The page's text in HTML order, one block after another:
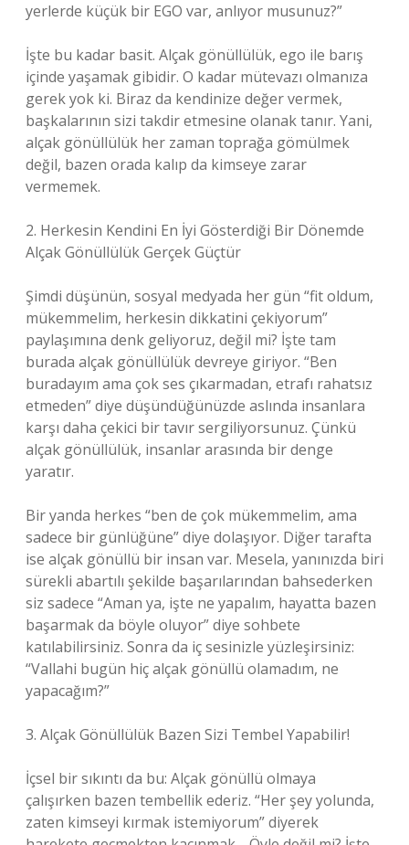
yerlerde küçük bir EGO var, anlıyor musunuz?”
İşte bu kadar basit. Alçak gönüllülük, ego ile barış
içinde yaşamak gibidir. O kadar mütevazı olmanıza
gerek yok ki. Biraz da kendinize değer vermek,
başkalarının sizi takdir etmesine olanak tanır. Yani,
alçak gönüllülük her zaman toprağa gömülmek
değil, bazen orada kalıp da kimseye zarar
vermemek.
2. Herkesin Kendini En İyi Gösterdiği Bir Dönemde
Alçak Gönüllülük Gerçek Güçtür
Şimdi düşünün, sosyal medyada her gün “fit oldum,
mükemmelim, herkesin dikkatini çekiyorum”
paylaşımına denk geliyoruz, değil mi? İşte tam
burada alçak gönüllülük devreye giriyor. “Ben
buradayım ama çok ses çıkarmadan, etrafı rahatsız
etmeden” diye düşündüğünüzde aslında insanlara
karşı daha çekici bir tavır sergiliyorsunuz. Çünkü
alçak gönüllülük, insanlar arasında bir denge
yaratır.
Bir yanda herkes “ben de çok mükemmelim, ama
sadece bir günlüğüne” diye dolaşıyor. Diğer tarafta
ise alçak gönüllü bir insan var. Mesela, yanınızda biri
sürekli abartılı şekilde başarılarından bahsederken
siz sadece “Aman ya, işte ne yapalım, hayatta bazen
başarmak da böyle oluyor” diye sohbete
katılabilirsiniz. Sonra da iç sesinizle yüzleşirsiniz:
“Vallahi bugün hiç alçak gönüllü olamadım, ne
yapacağım?”
3. Alçak Gönüllülük Bazen Sizi Tembel Yapabilir!
İçsel bir sıkıntı da bu: Alçak gönüllü olmaya
çalışırken bazen tembellik ederiz. “Her şey yolunda,
zaten kimseyi kırmak istemiyorum” diyerek